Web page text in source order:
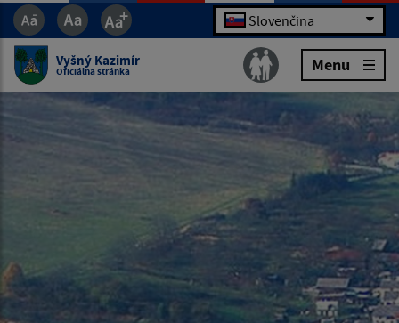
Slovenčina
Vyšný Kazimír
Oficiálna stránka Menu